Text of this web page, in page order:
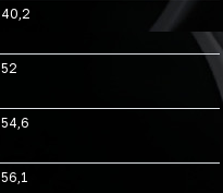
40,2
52
54,6
56,1